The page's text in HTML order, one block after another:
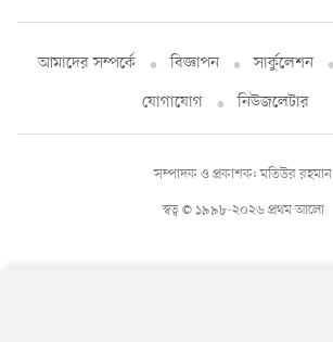
আমাদের সম্পর্কে বিজ্ঞাপন সার্কুলেশন
যোগাযোগ
নিউজলেটার
স্বত্ব © ১৯৯৮-২০২৬ প্রথম আলো
সম্পাদক ও প্রকাশক: মতিউর রহমান